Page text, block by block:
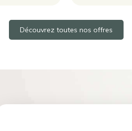
Découvrez toutes nos offres